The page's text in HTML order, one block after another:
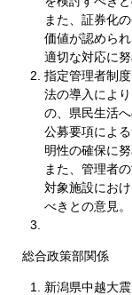
また、証券化
価値が認めら
適切な対応に
指定管理者制
法の導入によ
の、県民生活
公募要項によ
明性の確保に
また、管理者
対象施設にお
べきとの意見。
総合政策部関係
新潟県中越大